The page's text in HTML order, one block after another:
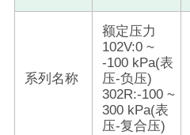
系列名称
额定压力
102V:0 ~
-100 kPa(表
压-负压)
302R:-100 ~
300 kPa(表
压-复合压)